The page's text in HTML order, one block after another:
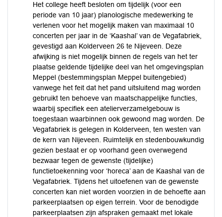
Het college heeft besloten om tijdelijk (voor een
periode van 10 jaar) planologische medewerking te
verlenen voor het mogelijk maken van maximaal 10
concerten per jaar in de ‘Kaashal’ van de Vegafabriek,
gevestigd aan Kolderveen 26 te Nijeveen. Deze
afwijking is niet mogelijk binnen de regels van het ter
plaatse geldende tijdelijke deel van het omgevingsplan
Meppel (bestemmingsplan Meppel buitengebied)
vanwege het feit dat het pand uitsluitend mag worden
gebruikt ten behoeve van maatschappelijke functies,
waarbij specifiek een atelierverzamelgebouw is
toegestaan waarbinnen ook gewoond mag worden. De
Vegafabriek is gelegen in Kolderveen, ten westen van
de kern van Nijeveen. Ruimtelijk en stedenbouwkundig
gezien bestaat er op voorhand geen overwegend
bezwaar tegen de gewenste (tijdelijke)
functietoekenning voor ‘horeca’ aan de Kaashal van de
Vegafabriek. Tijdens het uitoefenen van de gewenste
concerten kan niet worden voorzien in de behoefte aan
parkeerplaatsen op eigen terrein. Voor de benodigde
parkeerplaatsen zijn afspraken gemaakt met lokale